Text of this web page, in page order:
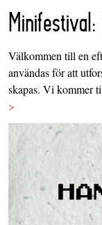
Välkommen till en
användas för att
skapas. Vi kommer
>